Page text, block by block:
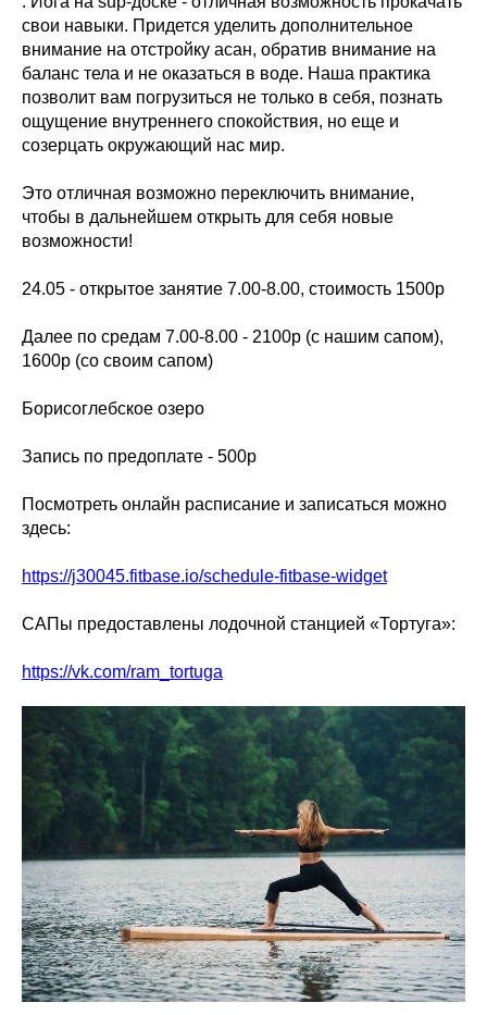
свои навыки. Придется уделить дополнительное
внимание на отстройку асан, обратив внимание на
баланс тела и не оказаться в воде. Наша практика
позволит вам погрузиться не только в себя, познать
ощущение внутреннего спокойствия, но еще и
созерцать окружающий нас мир.
Это отличная возможно переключить внимание,
чтобы в дальнейшем открыть для себя новые
возможности!
24.05 - открытое занятие 7.00-8.00, стоимость 1500р
Далее по средам 7.00-8.00 - 2100р (с нашим сапом),
1600р (со своим сапом)
Борисоглебское озеро
Запись по предоплате - 500р
Посмотреть онлайн расписание и записаться можно
здесь:
https://j30045.fitbase.io/schedule-fitbase-widget
САПы предоставлены лодочной станцией «Тортуга»:
https://vk.com/ram_tortuga